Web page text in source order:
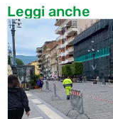
Leggi anche